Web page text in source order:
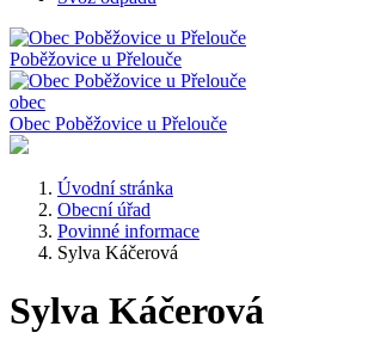
Poběžovice u Přelouče
obec
Obec Poběžovice u Přelouče
Úvodní stránka
Obecní úřad
Povinné informace
Sylva Káčerová
Sylva Káčerová